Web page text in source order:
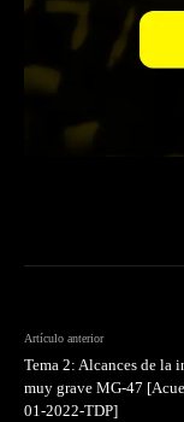
Artículo anterior
Tema 2: Alcances de la
muy grave MG-47
01-2022-TDP]